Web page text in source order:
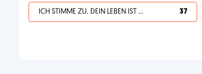
ICH STIMME ZU, DEIN LEBEN IST SCHEISSE 37